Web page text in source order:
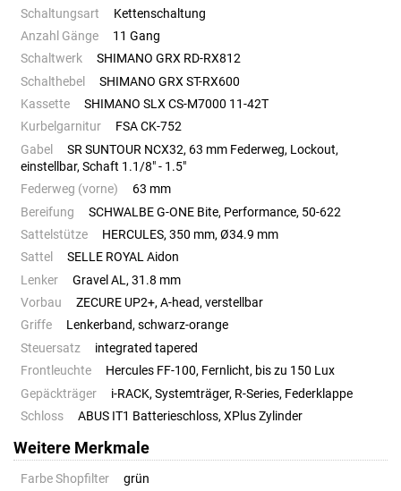
Schaltungsart
Kettenschaltung
Anzahl Gänge
11 Gang
Schaltwerk
SHIMANO GRX RD-RX812
Schalthebel
SHIMANO GRX ST-RX600
Kassette
SHIMANO SLX CS-M7000 11-42T
Kurbelgarnitur
FSA CK-752
Gabel
SR SUNTOUR NCX32, 63 mm Federweg, Lockout,
einstellbar, Schaft 1.1/8" - 1.5"
Federweg (vorne)
63 mm
Bereifung
SCHWALBE G-ONE Bite, Performance, 50-622
Sattelstütze
HERCULES, 350 mm, Ø34.9 mm
Sattel
SELLE ROYAL Aidon
Lenker
Gravel AL, 31.8 mm
Vorbau
ZECURE UP2+, A-head, verstellbar
Griffe
Lenkerband, schwarz-orange
Steuersatz
integrated tapered
Frontleuchte
Hercules FF-100, Fernlicht, bis zu 150 Lux
Gepäckträger
i-RACK, Systemträger, R-Series, Federklappe
Schloss
ABUS IT1 Batterieschloss, XPlus Zylinder
Weitere Merkmale
Farbe Shopfilter grün